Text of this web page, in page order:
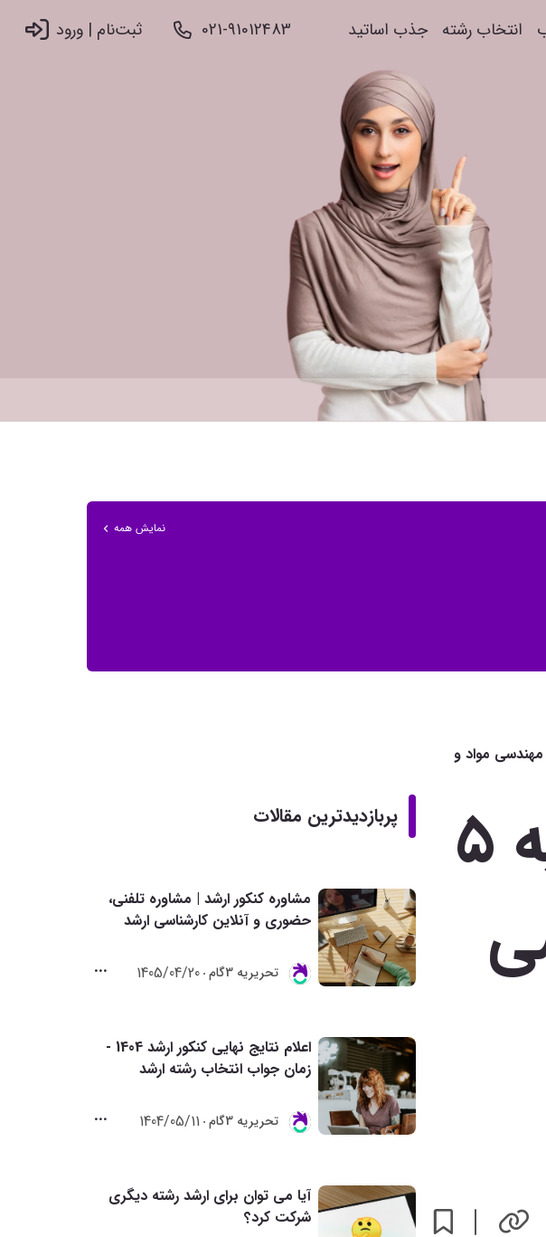
انتخاب رشته جذب اساتید 021-91012483 ثبت‌نام |‌ ورود
نمایش همه
ارشد مهندسی مواد و
نمونه قبولی های سهمیه 5
پربازدیدترین مقالات
مشاوره کنکور ارشد | مشاوره تلفنی،
حضوری و آنلاین کارشناسی ارشد
تحريريه 3گام 1405/04/20
اعلام نتایج نهایی کنکور ارشد 1404 -
زمان جواب انتخاب رشته ارشد
تحريريه 3گام 1404/05/11
آیا می توان برای ارشد رشته دیگری
شرکت کرد؟